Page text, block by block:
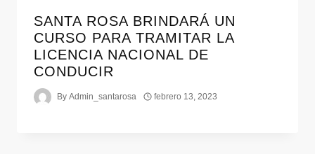
SANTA ROSA BRINDARÁ UN
CURSO PARA TRAMITAR LA
LICENCIA NACIONAL DE
CONDUCIR
By Admin_santarosa febrero 13, 2023